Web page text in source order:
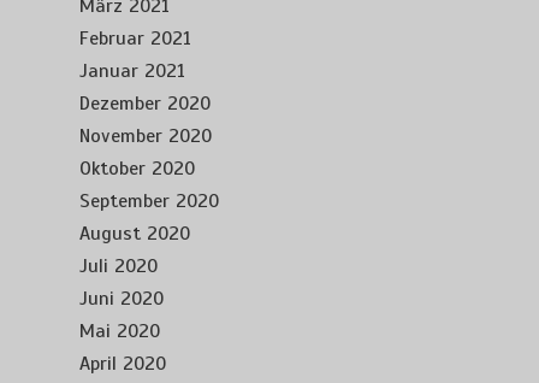
März 2021
Februar 2021
Januar 2021
Dezember 2020
November 2020
Oktober 2020
September 2020
August 2020
Juli 2020
Juni 2020
Mai 2020
April 2020